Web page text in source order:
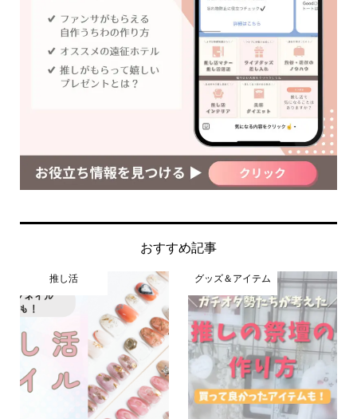
おすすめ記事
推し活 グッズ＆アイテム